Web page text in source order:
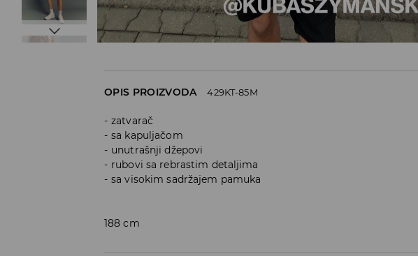
OPIS PROIZVODA 429KT-85M
zatvarač
sa kapuljačom
unutrašnji džepovi
rubovi sa rebrastim detaljima
sa visokim sadržajem pamuka
188 cm